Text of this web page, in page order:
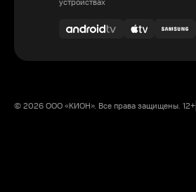
устройствах
© 2026 ООО «КИОН». Все права защищены. 12+